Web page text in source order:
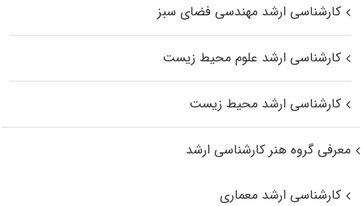
کارشناسی ارشد مهندسی فضای سبز
کارشناسی ارشد علوم محیط‌ زیست
کارشناسی ارشد محیط زیست
معرفی گروه هنر کارشناسی ارشد
کارشناسی ارشد معماری